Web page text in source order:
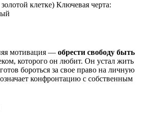
клетке) Ключевая черта:
мотивация — обрести свободу быть
которого он любит. Он устал жить
бороться за свое право на личную
конфронтацию с собственным